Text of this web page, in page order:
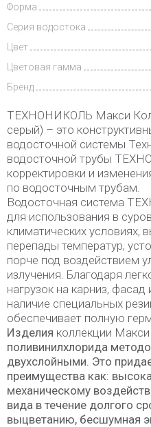
Форма
Серия водостока
Цвет
Цветовая гамма
Бренд
ТЕХНОНИКОЛЬ Макси
серый) – это
водосточной системы
водосточной трубы
корректировки и
по водосточным трубам.
Водосточная система
для использования в
климатических условиях,
перепады температур,
порче под воздействием
излучения. Благодаря
нагрузок на карниз,
наличие специальных
обеспечивает полную
Изделия коллекции Макси
поливинилхлорида
двухслойными. Это
преимущества как:
механическому
вида в течение долгого
выцветанию, бесшумная